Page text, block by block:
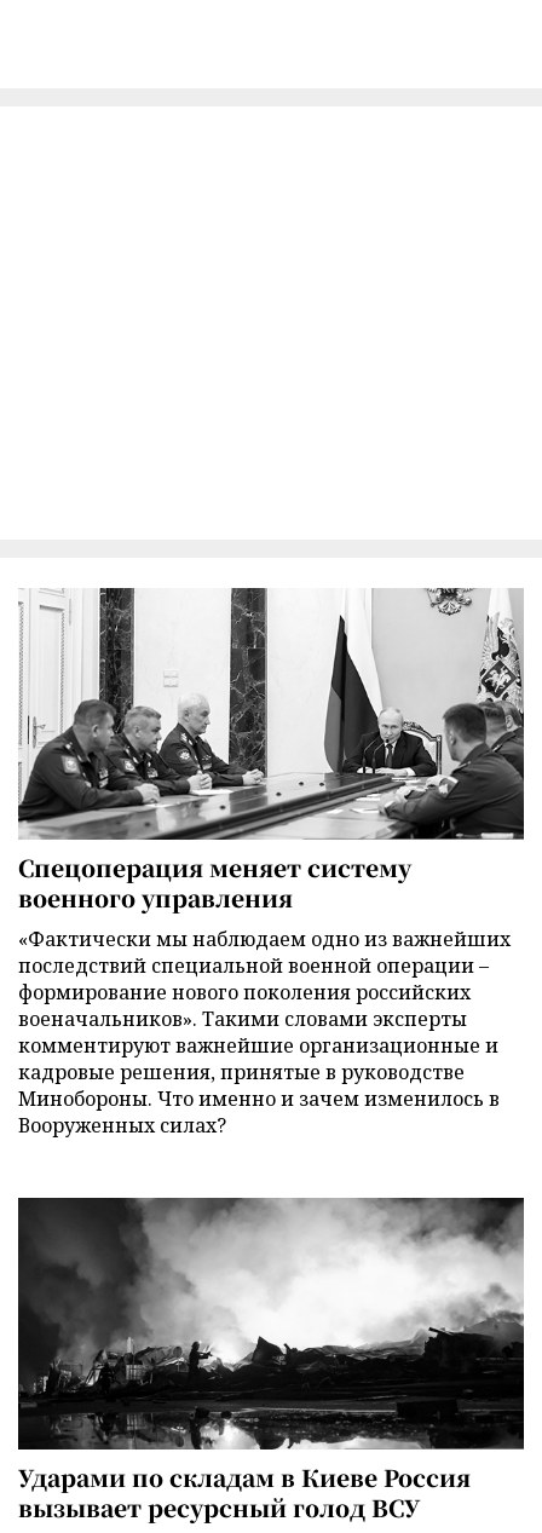
Спецоперация меняет систему
военного управления
«Фактически мы наблюдаем одно из важнейших
последствий специальной военной операции –
формирование нового поколения российских
военачальников». Такими словами эксперты
комментируют важнейшие организационные и
кадровые решения, принятые в руководстве
Минобороны. Что именно и зачем изменилось в
Вооруженных силах?
Ударами по складам в Киеве Россия
вызывает ресурсный голод ВСУ